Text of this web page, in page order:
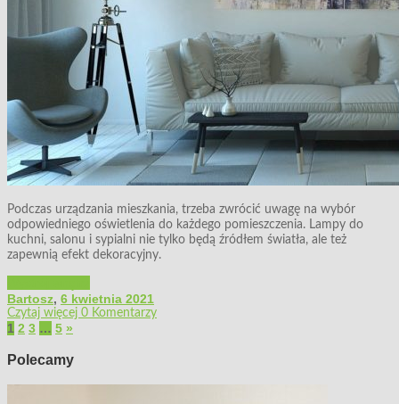
Podczas urządzania mieszkania, trzeba zwrócić uwagę na wybór
odpowiedniego oświetlenia do każdego pomieszczenia. Lampy do
kuchni, salonu i sypialni nie tylko będą źródłem światła, ale też
zapewnią efekt dekoracyjny.
Bartosz, 6 kwietnia 2021
Czytaj więcej 0 Komentarzy
1 2 3 … 5 »
Polecamy